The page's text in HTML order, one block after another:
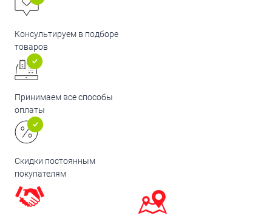
Консультируем в подборе
товаров
Принимаем все способы
оплаты
Скидки постоянным
покупателям